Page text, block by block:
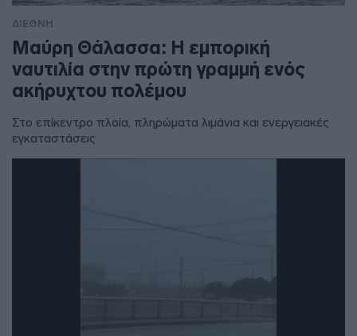
ΔΙΕΘΝΗ
Μαύρη Θάλασσα: Η εμπορική
ναυτιλία στην πρώτη γραμμή ενός
ακήρυχτου πολέμου
Στο επίκεντρο πλοία, πληρώματα λιμάνια και ενεργειακές
εγκαταστάσεις